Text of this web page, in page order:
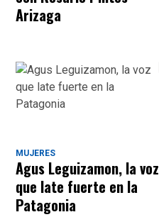
Arizaga
MUJERES
Agus Leguizamon, la voz
que late fuerte en la
Patagonia